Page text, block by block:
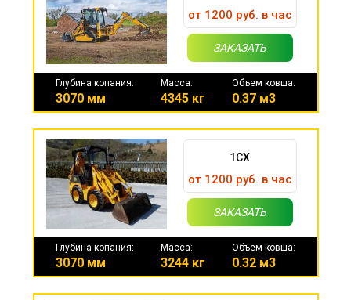
от 1200 руб. в час
ЗАКАЗАТЬ
Глубина копания:
3070 мм
Масса:
4345 кг
Объем ковша:
0.37 м3
1CX
от 1200 руб. в час
ЗАКАЗАТЬ
Глубина копания:
3070 мм
Масса:
3244 кг
Объем ковша:
0.32 м3